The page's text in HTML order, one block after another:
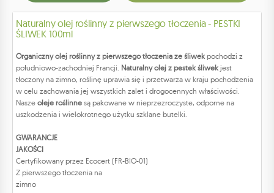
Naturalny olej roślinny z pierwszego tłoczenia - PESTKI
ŚLIWEK 100ml
Organiczny olej roślinny z pierwszego tłoczenia ze śliwek pochodzi z
południowo-zachodniej Francji. Naturalny olej z pestek śliwek jest
tłoczony na zimno, roślinę uprawia się i przetwarza w kraju pochodzenia
w celu zachowania jej wszystkich zalet i drogocennych właściwości.
Nasze oleje roślinne są pakowane w nieprzezroczyste, odporne na
uszkodzenia i wielokrotnego użytku szklane butelki.
GWARANCJE
JAKOŚCI
Certyfikowany przez Ecocert (FR-BIO-01)
Z pierwszego tłoczenia na
zimno